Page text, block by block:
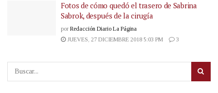
Fotos de cómo quedó el trasero de Sabrina
Sabrok, después de la cirugía
por Redacción Diario La Página
JUEVES, 27 DICIEMBRE 2018 5:03 PM
3